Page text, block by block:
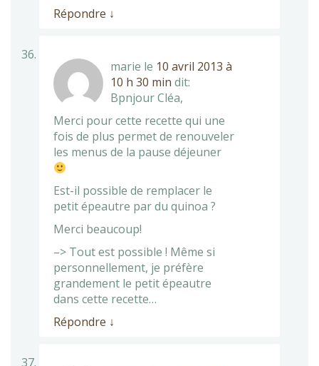
Répondre ↓
marie le 10 avril 2013 à
10 h 30 min dit:
Bpnjour Cléa,
Merci pour cette recette qui une
fois de plus permet de renouveler
les menus de la pause déjeuner
Est-il possible de remplacer le
petit épeautre par du quinoa ?
Merci beaucoup!
–> Tout est possible ! Même si
personnellement, je préfère
grandement le petit épeautre
dans cette recette…
Répondre ↓